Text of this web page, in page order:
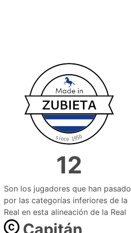
12
Son los jugadores que han pasado
por las categorías inferiores de la
Real en esta alineación de la Real